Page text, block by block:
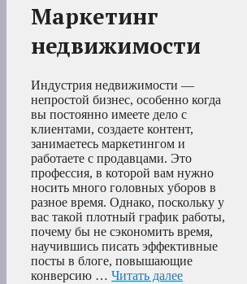
Маркетинг
недвижимости
Индустрия недвижимости —
непростой бизнес, особенно когда
вы постоянно имеете дело с
клиентами, создаете контент,
занимаетесь маркетингом и
работаете с продавцами. Это
профессия, в которой вам нужно
носить много головных уборов в
разное время. Однако, поскольку у
вас такой плотный график работы,
почему бы не сэкономить время,
научившись писать эффективные
посты в блоге, повышающие
конверсию … Читать далее